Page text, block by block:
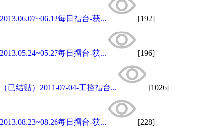
2013.06.07~06.12每日擂台-获... [192]
2013.05.24~05.27每日擂台-获... [196]
（已结贴）2011-07-04-工控擂台... [1026]
2013.08.23~08.26每日擂台-获... [228]